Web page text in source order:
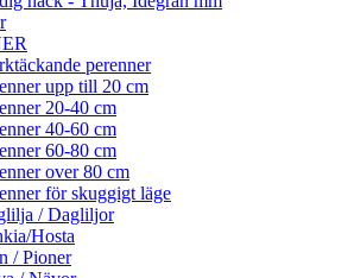
perenner
upp till 20 cm
20-40 cm
40-60 cm
60-80 cm
over 80 cm
för skuggigt läge
/ Dagliljor
Hosta
/ Pioner